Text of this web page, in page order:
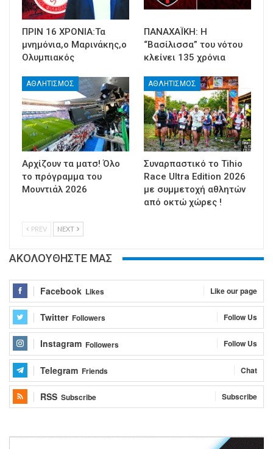
ΠΡΙΝ 16 ΧΡΟΝΙΑ:Τα
μνημόνια,ο Μαρινάκης,ο
Ολυμπιακός
ΠΑΝΑΧΑΪΚΗ: Η
“Βασίλισσα” του νότου
κλείνει 135 χρόνια
ΑΘΛΗΤΙΣΜΟΣ
Αρχίζουν τα ματσ! Όλο
το πρόγραμμα του
Μουντιάλ 2026
ΑΘΛΗΤΙΣΜΟΣ
Συναρπαστικό το Tihio
Race Ultra Edition 2026
με συμμετοχή αθλητών
από οκτώ χώρες !
PREV NEXT
ΑΚΟΛΟΥΘΗΣΤΕ ΜΑΣ
Facebook Likes Like our page
Twitter Followers Follow Us
Instagram Followers Follow Us
Telegram Friends Chat
RSS Subscribe Subscribe